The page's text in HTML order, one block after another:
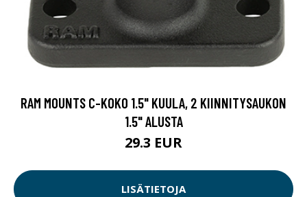
RAM MOUNTS C-KOKO 1.5" KUULA, 2 KIINNITYSAUKON
1.5" ALUSTA
29.3 EUR
LISÄTIETOJA